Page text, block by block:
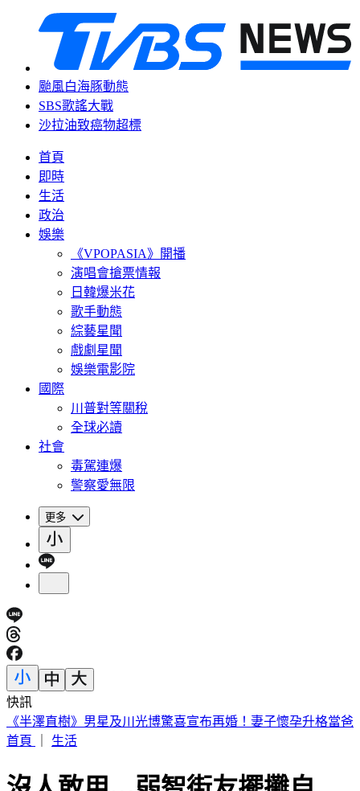
颱風白海豚動態
SBS歌謠大戰
沙拉油致癌物超標
首頁
即時
生活
政治
娛樂
《VPOPASIA》開播
演唱會搶票情報
日韓爆米花
歌手動態
綜藝星聞
戲劇星聞
娛樂電影院
國際
川普對等關稅
全球必讀
社會
毒駕連爆
警察愛無限
更多
快訊
台中今晚送肉粽！恰逢王功漁火節 喪家急喊「莫恐慌」曝送
煞路線